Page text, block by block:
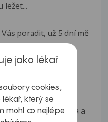
ležet...
poradit, už 5 dní mě
Od mala mam
se to...
bolí při zátěží třísla a
jako lékař
cookies,
který se
mohl co nejlépe